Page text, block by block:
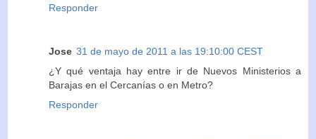
Responder
Jose 31 de mayo de 2011 a las 19:10:00 CEST
¿Y qué ventaja hay entre ir de Nuevos Ministerios a
Barajas en el Cercanías o en Metro?
Responder